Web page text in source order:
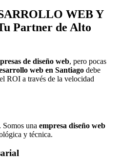
WEB Y
Partner de Alto
de diseño web, pero pocas
web en Santiago debe
ROI a través de la velocidad
una empresa diseño web
y técnica.